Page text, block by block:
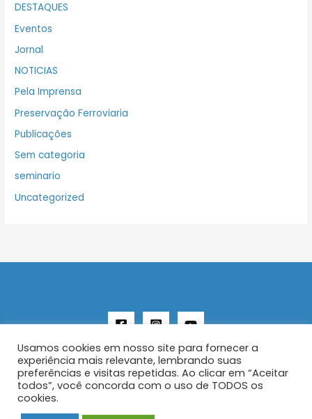
DESTAQUES
Eventos
Jornal
NOTICIAS
Pela Imprensa
Preservação Ferroviaria
Publicações
Sem categoria
seminario
Uncategorized
Copyright © 2026 AENFER
Construído por IurySan
Usamos cookies em nosso site para fornecer a
experiência mais relevante, lembrando suas
preferências e visitas repetidas. Ao clicar em “Aceitar
todos”, você concorda com o uso de TODOS os
cookies.